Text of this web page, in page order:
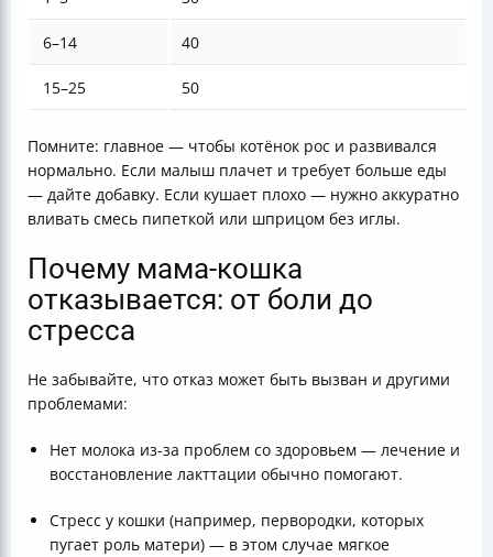
6–14 40
15–25 50
Помните: главное — чтобы котёнок рос и развивался
нормально. Если малыш плачет и требует больше еды
— дайте добавку. Если кушает плохо — нужно аккуратно
вливать смесь пипеткой или шприцом без иглы.
Почему мама-кошка
отказывается: от боли до
стресса
Не забывайте, что отказ может быть вызван и другими
проблемами:
Нет молока из-за проблем со здоровьем — лечение и
восстановление лакттации обычно помогают.
Стресс у кошки (например, первородки, которых
пугает роль матери) — в этом случае мягкое